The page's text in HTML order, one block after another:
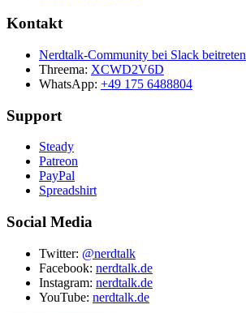
Kontakt
Nerdtalk-Community bei Slack beitreten
Threema: XCWD2V6D
WhatsApp: +49 175 6488804
Support
Steady
Patreon
PayPal
Spreadshirt
Social Media
Twitter: @nerdtalk
Facebook: nerdtalk.de
Instagram: nerdtalk.de
YouTube: nerdtalk.de